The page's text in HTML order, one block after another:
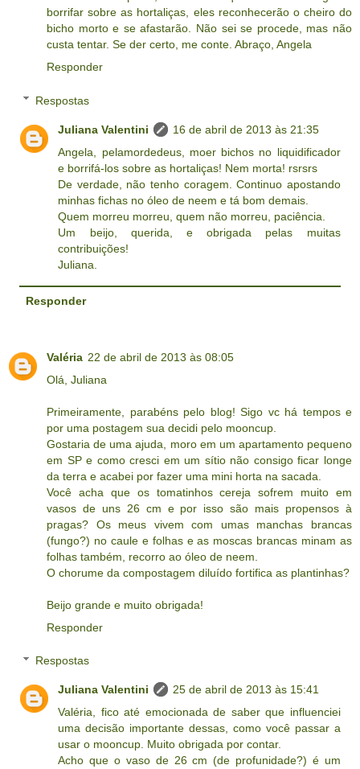
borrifar sobre as hortaliças, eles reconhecerão o cheiro do
bicho morto e se afastarão. Não sei se procede, mas não
custa tentar. Se der certo, me conte. Abraço, Angela
Responder
Respostas
Juliana Valentini
16 de abril de 2013 às 21:35
Angela, pelamordedeus, moer bichos no liquidificador
e borrifá-los sobre as hortaliças! Nem morta! rsrsrs
De verdade, não tenho coragem. Continuo apostando
minhas fichas no óleo de neem e tá bom demais.
Quem morreu morreu, quem não morreu, paciência.
Um beijo, querida, e obrigada pelas muitas
contribuições!
Juliana.
Responder
Valéria 22 de abril de 2013 às 08:05
Olá, Juliana
Primeiramente, parabéns pelo blog! Sigo vc há tempos e
por uma postagem sua decidi pelo mooncup.
Gostaria de uma ajuda, moro em um apartamento pequeno
em SP e como cresci em um sítio não consigo ficar longe
da terra e acabei por fazer uma mini horta na sacada.
Você acha que os tomatinhos cereja sofrem muito em
vasos de uns 26 cm e por isso são mais propensos à
pragas? Os meus vivem com umas manchas brancas
(fungo?) no caule e folhas e as moscas brancas minam as
folhas também, recorro ao óleo de neem.
O chorume da compostagem diluído fortifica as plantinhas?
Beijo grande e muito obrigada!
Responder
Respostas
Juliana Valentini
25 de abril de 2013 às 15:41
Valéria, fico até emocionada de saber que influenciei
uma decisão importante dessas, como você passar a
usar o mooncup. Muito obrigada por contar.
Acho que o vaso de 26 cm (de profunidade?) é um